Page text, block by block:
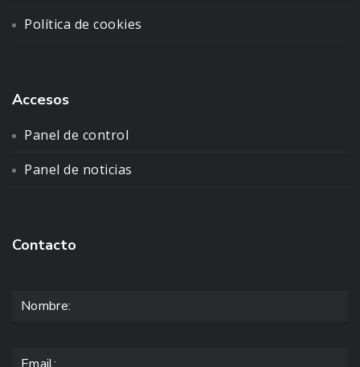
Política de cookies
Accesos
Panel de control
Panel de noticias
Contacto